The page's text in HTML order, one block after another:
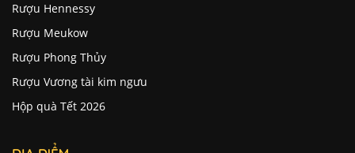
Rượu Hennessy
Rượu Meukow
Rượu Phong Thủy
Rượu Vương tài kim ngưu
Hộp quà Tết 2026